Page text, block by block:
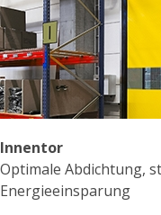
Innentor
Optimale Abdichtung,
Energieeinsparung